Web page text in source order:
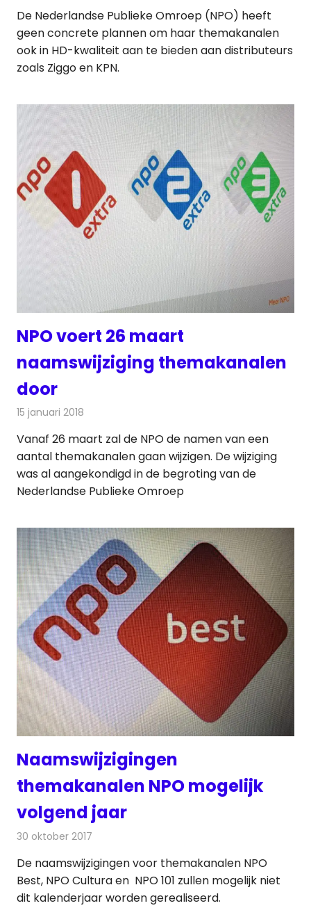
De Nederlandse Publieke Omroep (NPO) heeft
geen concrete plannen om haar themakanalen
ook in HD-kwaliteit aan te bieden aan distributeurs
zoals Ziggo en KPN.
NPO voert 26 maart
naamswijziging themakanalen
door
15 januari 2018
Vanaf 26 maart zal de NPO de namen van een
aantal themakanalen gaan wijzigen. De wijziging
was al aangekondigd in de begroting van de
Nederlandse Publieke Omroep
Naamswijzigingen
themakanalen NPO mogelijk
volgend jaar
30 oktober 2017
De naamswijzigingen voor themakanalen NPO
Best, NPO Cultura en NPO 101 zullen mogelijk niet
dit kalenderjaar worden gerealiseerd.